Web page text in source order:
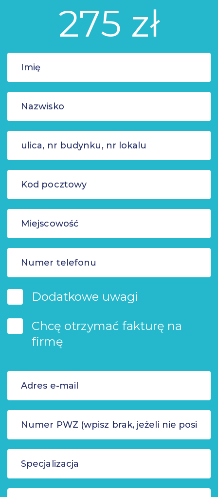
275 zł
Dodatkowe uwagi
Chcę otrzymać fakturę na
firmę